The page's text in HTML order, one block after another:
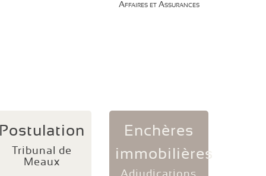
Affaires et Assurances
Postulation
Tribunal de
Meaux
Enchères
immobilières